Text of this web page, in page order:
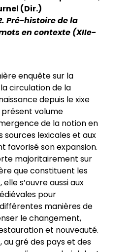
(Dir.)
Pré-histoire de la
en contexte (XIIe-
enquête sur la
circulation de la
depuis le xixe
volume
de la notion en
sources lexicales et aux
favorisé son expansion.
majoritairement sur
que constituent les
s’ouvre aussi aux
pour
manières de
le changement,
et nouveauté.
au gré des pays et des